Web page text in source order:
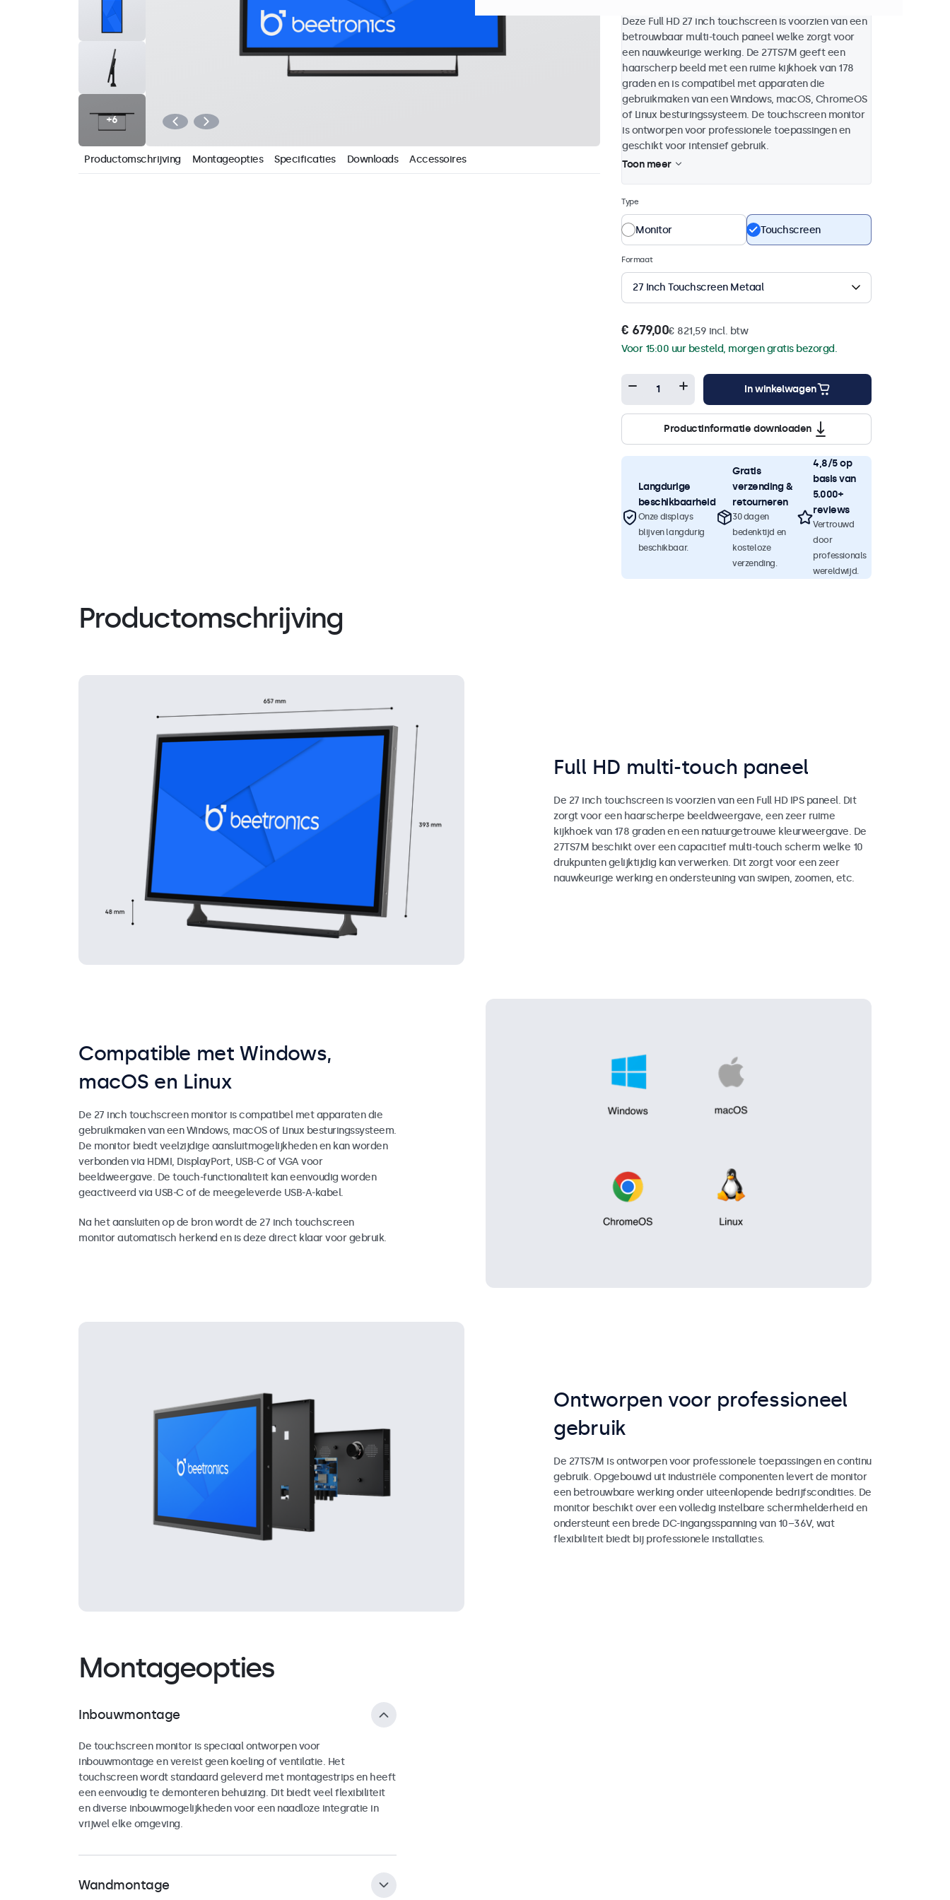
Productomschrijving Montageopties Specificaties Downloads Accessoires
Deze Full HD 27 inch touchscreen is voorzien van een
betrouwbaar multi-touch paneel welke zorgt voor
een nauwkeurige werking. De 27TS7M geeft een
haarscherp beeld met een ruime kijkhoek van 178
graden en is compatibel met apparaten die
gebruikmaken van een Windows, macOS, ChromeOS
of Linux besturingssysteem. De touchscreen monitor
is ontworpen voor professionele toepassingen en
geschikt voor intensief gebruik.
Toon meer
Type
Monitor Touchscreen
Formaat
27 Inch Touchscreen Metaal
€ 679,00€ 821,59 incl. btw
Voor 15:00 uur besteld, morgen gratis bezorgd.
In winkelwagen
Productinformatie downloaden
Langdurige
beschikbaarheid
Onze displays
blijven langdurig
beschikbaar.
Gratis
verzending &
retourneren
30 dagen
bedenktijd en
kosteloze
verzending.
4,8/5 op
basis van
5.000+
reviews
Vertrouwd
door
professionals
wereldwijd.
Productomschrijving
Full HD multi-touch paneel
De 27 inch touchscreen is voorzien van een Full HD IPS paneel. Dit
zorgt voor een haarscherpe beeldweergave, een zeer ruime
kijkhoek van 178 graden en een natuurgetrouwe kleurweergave. De
27TS7M beschikt over een capacitief multi-touch scherm welke 10
drukpunten gelijktijdig kan verwerken. Dit zorgt voor een zeer
nauwkeurige werking en ondersteuning van swipen, zoomen, etc.
Compatible met Windows,
macOS en Linux
De 27 inch touchscreen monitor is compatibel met apparaten die
gebruikmaken van een Windows, macOS of Linux besturingssysteem.
De monitor biedt veelzijdige aansluitmogelijkheden en kan worden
verbonden via HDMI, DisplayPort, USB-C of VGA voor
beeldweergave. De touch-functionaliteit kan eenvoudig worden
geactiveerd via USB-C of de meegeleverde USB-A-kabel.
Na het aansluiten op de bron wordt de 27 inch touchscreen
monitor automatisch herkend en is deze direct klaar voor gebruik.
Ontworpen voor professioneel
gebruik
De 27TS7M is ontworpen voor professionele toepassingen en continu
gebruik. Opgebouwd uit industriële componenten levert de monitor
een betrouwbare werking onder uiteenlopende bedrijfscondities. De
monitor beschikt over een volledig instelbare schermhelderheid en
ondersteunt een brede DC-ingangsspanning van 10–36V, wat
flexibiliteit biedt bij professionele installaties.
Montageopties
Inbouwmontage
De touchscreen monitor is speciaal ontworpen voor
inbouwmontage en vereist geen koeling of ventilatie. Het
touchscreen wordt standaard geleverd met montagestrips en heeft
een eenvoudig te demonteren behuizing. Dit biedt veel flexibiliteit
en diverse inbouwmogelijkheden voor een naadloze integratie in
vrijwel elke omgeving.
Wandmontage